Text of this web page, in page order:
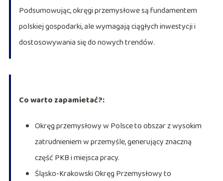
Podsumowując, okręgi przemysłowe są fundamentem
polskiej gospodarki, ale wymagają ciągłych inwestycji i
dostosowywania się do nowych trendów.
Co warto zapamietać?:
Okręg przemysłowy w Polsce to obszar z wysokim
zatrudnieniem w przemyśle, generujący znaczną
część PKB i miejsca pracy.
Śląsko-Krakowski Okręg Przemysłowy to